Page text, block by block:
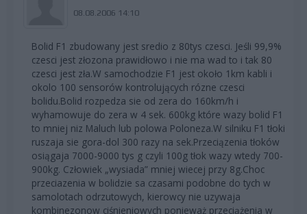
08.08.2006 14:10
Bolid F1 zbudowany jest sredio z 80tys czesci. Jeśli 99,9%
czesci jest złozona prawidłowo i nie ma wad to i tak 80
czesci jest zła.W samochodzie F1 jest około 1km kabli i
okolo 100 sensorów kontrolujących rózne czesci
bolidu.Bolid rozpedza sie od zera do 160km/h i
wyhamowuje do zera w 4 sek. 600kg które wazy bolid F1
to mniej niz Maluch lub polowa Poloneza.W silniku F1 tłoki
ruszaja sie gora-dol 300 razy na sek.Przeciązenia tłoków
osiągaja 7000-9000 tys g czyli 100g tłok wazy wtedy 700-
900kg. Człowiek „wysiada” mniej wiecej przy 8g.Choc
przeciazenia w bolidzie sa czasami podobne do tych w
samolotach odrzutowych, kierowcy nie uzywaja
kombinezonow ciśnieniowych ponieważ przeciążenia w